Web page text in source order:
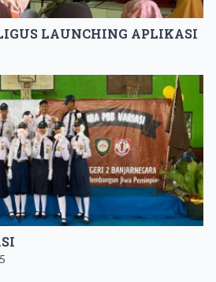
LAUNCHING APLIKASI